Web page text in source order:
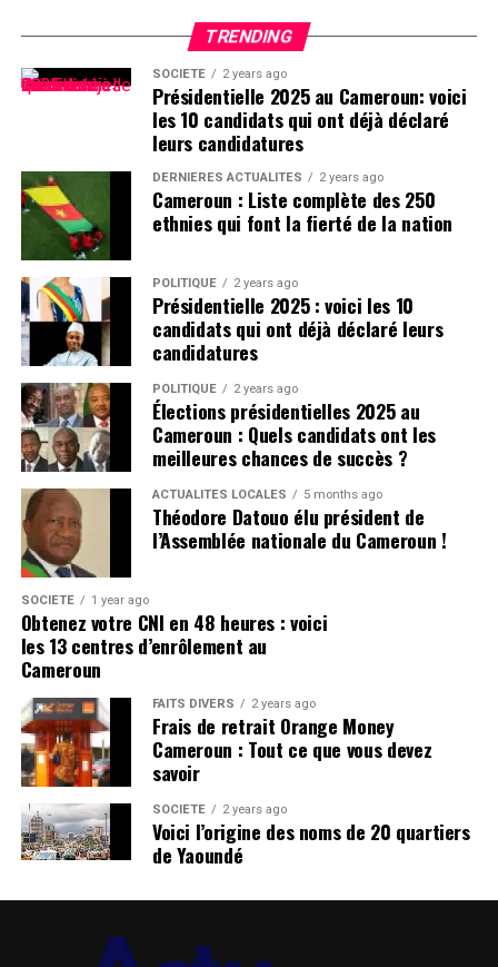
TRENDING
SOCIÉTÉ 2 years ago
Présidentielle 2025 au Cameroun: voici
les 10 candidats qui ont déjà déclaré
leurs candidatures
DERNIÈRES ACTUALITÉS 2 years ago
Cameroun : Liste complète des 250
ethnies qui font la fierté de la nation
POLITIQUE 2 years ago
Présidentielle 2025 : voici les 10
candidats qui ont déjà déclaré leurs
candidatures
POLITIQUE 2 years ago
Élections présidentielles 2025 au
Cameroun : Quels candidats ont les
meilleures chances de succès ?
ACTUALITÉS LOCALES 5 months ago
Théodore Datouo élu président de
l’Assemblée nationale du Cameroun !
SOCIÉTÉ 1 year ago
Obtenez votre CNI en 48 heures : voici
les 13 centres d’enrôlement au
Cameroun
FAITS DIVERS 2 years ago
Frais de retrait Orange Money
Cameroun : Tout ce que vous devez
savoir
SOCIÉTÉ 2 years ago
Voici l’origine des noms de 20 quartiers
de Yaoundé